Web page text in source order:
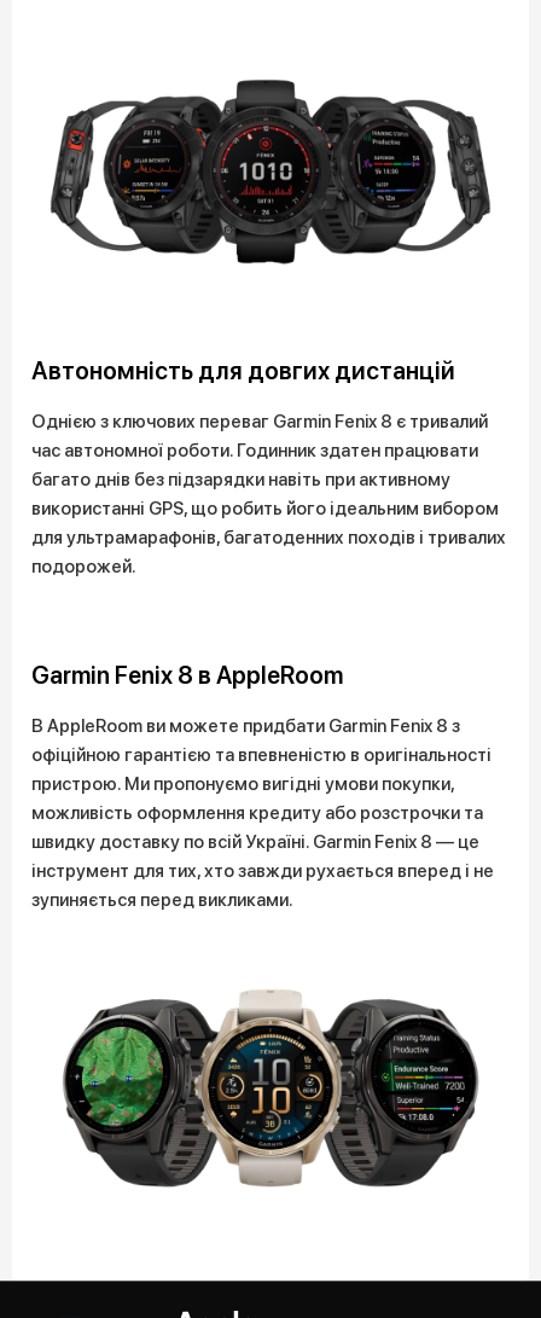
Автономність для довгих дистанцій
Однією з ключових переваг Garmin Fenix 8 є тривалий
час автономної роботи. Годинник здатен працювати
багато днів без підзарядки навіть при активному
використанні GPS, що робить його ідеальним вибором
для ультрамарафонів, багатоденних походів і тривалих
подорожей.
Garmin Fenix 8 в AppleRoom
В AppleRoom ви можете придбати Garmin Fenix 8 з
офіційною гарантією та впевненістю в оригінальності
пристрою. Ми пропонуємо вигідні умови покупки,
можливість оформлення кредиту або розстрочки та
швидку доставку по всій Україні. Garmin Fenix 8 — це
інструмент для тих, хто завжди рухається вперед і не
зупиняється перед викликами.